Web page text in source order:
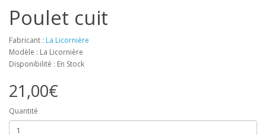
Poulet cuit
Fabricant : La Licornière
Modèle : La Licornière
Disponibilité : En Stock
21,00€
Quantité